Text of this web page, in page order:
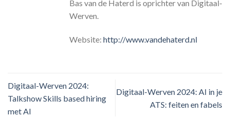
Bas van de Haterd is oprichter van Digitaal-
Werven.
Website: http://www.vandehaterd.nl
Digitaal-Werven 2024:
Talkshow Skills based hiring
met AI
Digitaal-Werven 2024: AI in je
ATS: feiten en fabels